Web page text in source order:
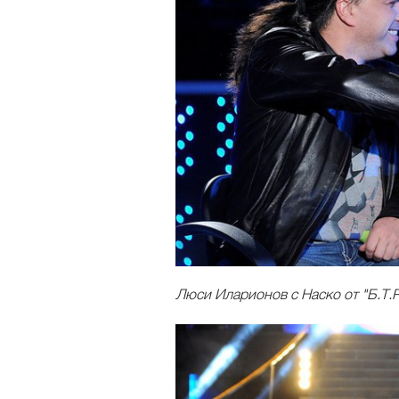
Люси Иларионов с Наско от